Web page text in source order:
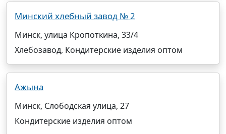
Минский хлебный завод № 2
Минск, улица Кропоткина, 33/4
Хлебозавод, Кондитерские изделия оптом
Ажына
Минск, Слободская улица, 27
Кондитерские изделия оптом